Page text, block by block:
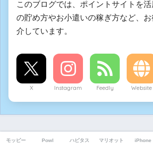
このブログでは、ポイントサイトを
の貯め方やお小遣いの稼ぎ方など、
介しています。
X Instagram Feedly Website
モッピー Powl ハピタス マリオット iPhone